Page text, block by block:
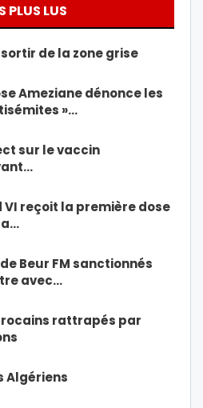
PLUS LUS
de la zone grise
Ameziane dénonce les
»…
sur le vaccin
VI reçoit la première dose
Beur FM sanctionnés
avec…
rattrapés par
Algériens